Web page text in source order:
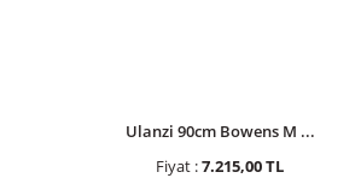
Ulanzi 90cm Bowens M ...
Fiyat :7.215,00 TL